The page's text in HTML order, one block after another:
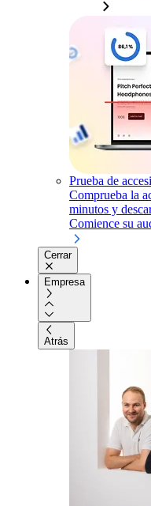
Prueba de
Comprueba la
minutos y
Comience su
Cerrar
Empresa
Atrás